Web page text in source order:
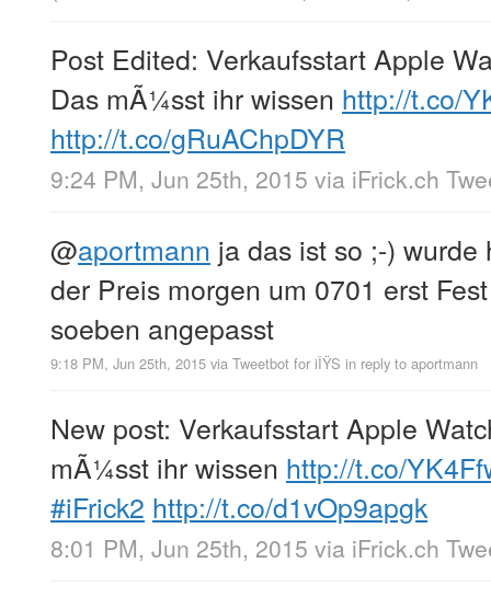
Post Edited: Verkaufsstart Apple
Das mÃ¼sst ihr wissen http://t.co/
http://t.co/gRuAChpDYR
9:24 PM, Jun 25th, 2015 via iFrick.ch
@aportmann ja das ist so ;-)
der Preis morgen um 0701 erst
soeben angepasst
9:18 PM, Jun 25th, 2015 via Tweetbot for iÎŸS in reply to aportmann
New post: Verkaufsstart Apple
mÃ¼sst ihr wissen http://t.co/
#iFrick2 http://t.co/d1vOp9apgk
8:01 PM, Jun 25th, 2015 via iFrick.ch